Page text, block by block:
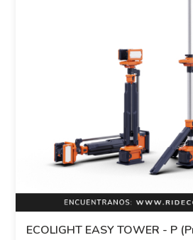
ECOLIGHT EASY TOWER - P